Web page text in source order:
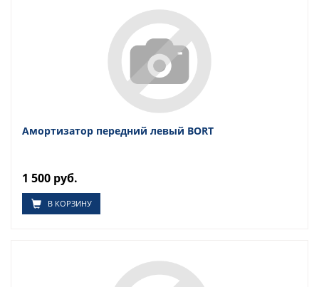
Амортизатор передний левый BORT
1 500 руб.
В КОРЗИНУ